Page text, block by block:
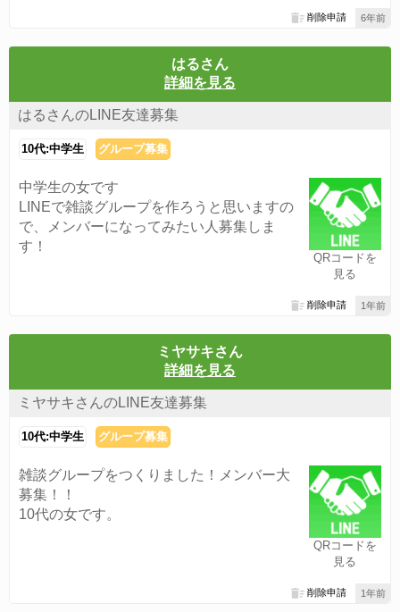
6年前
削除申請
はるさん
詳細を見る
はるさんのLINE友達募集
10代:中学生 グループ募集
QRコードを
見る
中学生の女です
LINEで雑談グループを作ろうと思いますの
で、メンバーになってみたい人募集しま
す！
1年前
削除申請
ミヤサキさん
詳細を見る
ミヤサキさんのLINE友達募集
10代:中学生 グループ募集
QRコードを
見る
雑談グループをつくりました！メンバー大
募集！！
10代の女です。
1年前
削除申請